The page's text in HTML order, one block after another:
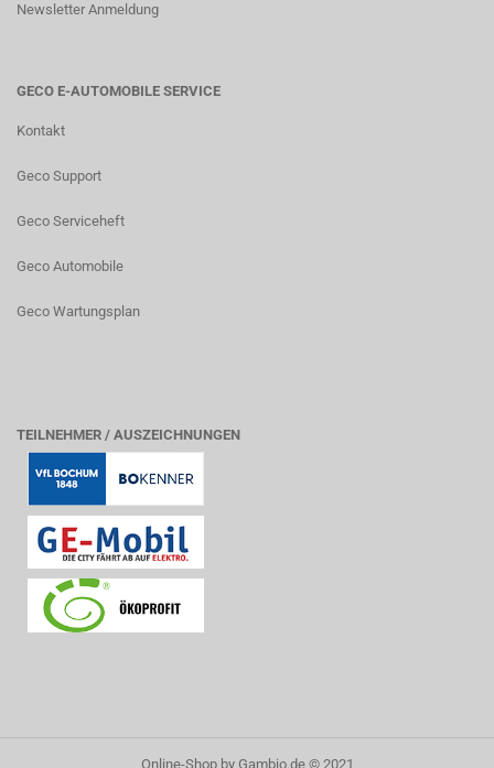
Newsletter Anmeldung
GECO E-AUTOMOBILE SERVICE
Kontakt
Geco Support
Geco Serviceheft
Geco Automobile
Geco Wartungsplan
TEILNEHMER / AUSZEICHNUNGEN
Online-Shopby Gambio.de © 2021